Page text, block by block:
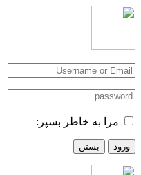
مرا به خاطر بسپر:
ورود بستن